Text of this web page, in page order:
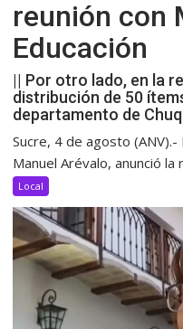
reunión con
Educación
|| Por otro lado, en la
distribución de 50
departamento de
Sucre, 4 de agosto
Manuel Arévalo, anunció la
Local